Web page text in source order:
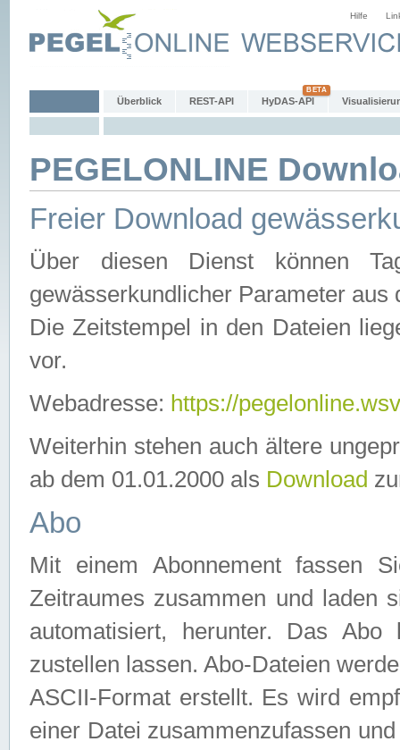
Hilfe
Überblick REST-API HyDAS-API
PEGELONLINE
Freier Download
Über diesen Dienst können
gewässerkundlicher Parameter aus
Die Zeitstempel in den Dateien
vor.
Webadresse: https://
Weiterhin stehen auch ältere
ab dem 01.01.2000 als Download
Abo
Mit einem Abonnement fassen
Zeitraumes zusammen und laden
automatisiert, herunter. Das
zustellen lassen. Abo-Dateien
ASCII-Format erstellt. Es wird
einer Datei zusammenzufassen